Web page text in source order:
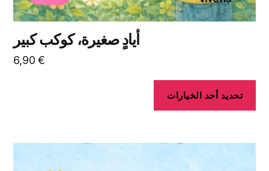
أيادٍ صغيرة، كوكب كبير
6,90€
تحديد أحد الخيارات